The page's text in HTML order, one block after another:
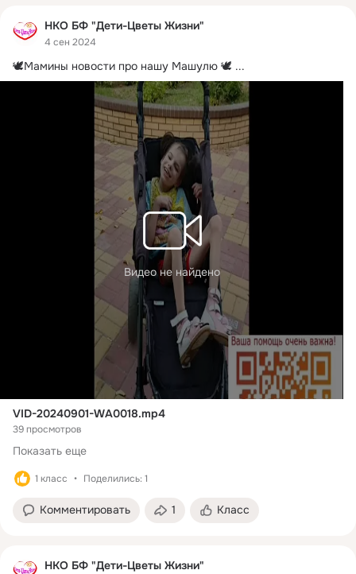
НКО БФ "Дети-Цветы Жизни"
4 сен 2024
🕊Мамины новости про нашу Машулю 🕊 ...
Видео не найдено
VID-20240901-WA0018.mp4
39 просмотров
Показать еще
1 класс Поделились: 1
Комментировать 1 Класс
НКО БФ "Дети-Цветы Жизни"